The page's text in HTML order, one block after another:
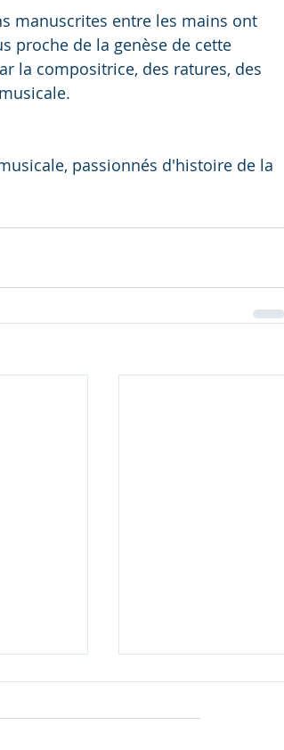
manuscrites entre les mains ont
proche de la genèse de cette
la compositrice, des ratures, des
passionnés d'histoire de la